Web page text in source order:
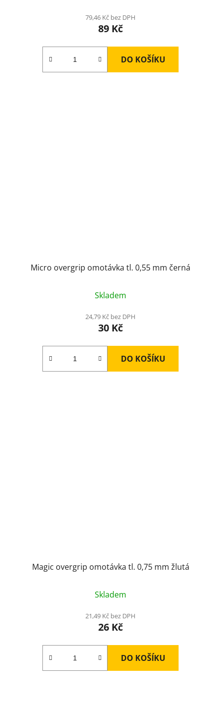
79,46 Kč bez DPH
89 Kč
DO KOŠÍKU
Micro overgrip omotávka tl. 0,55 mm černá
Skladem
24,79 Kč bez DPH
30 Kč
DO KOŠÍKU
Magic overgrip omotávka tl. 0,75 mm žlutá
Skladem
21,49 Kč bez DPH
26 Kč
DO KOŠÍKU